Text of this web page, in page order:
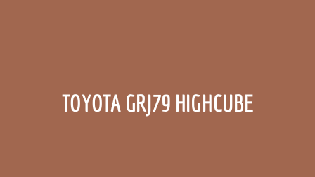
TOYOTA GRJ79 HIGHCUBE